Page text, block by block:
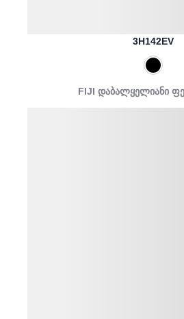
3H142EV
FIJI დაბალყელიანი